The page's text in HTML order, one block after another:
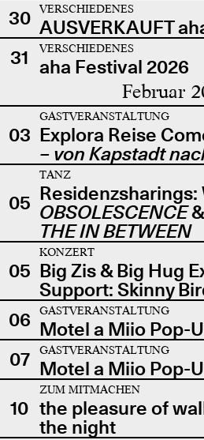
30
VERSCHIEDENES
AUSVERKAUFT
31
VERSCHIEDENES
aha Festival 2026
Februar
03
GASTVERANSTALTUNG
Explora Reise
– von Kapstadt
05
TANZ
OBSOLESCENCE
THE IN BETWEEN
05
KONZERT
Big Zis & Big Hug
Support: Skinny
06
GASTVERANSTALTUNG
Motel a Miio Pop-
07
GASTVERANSTALTUNG
Motel a Miio Pop-
10
ZUM MITMACHEN
the pleasure of
the night